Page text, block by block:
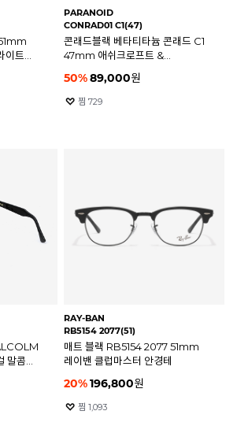
이트
PARANOID
CONRAD01 C1(47)
콘래드블랙 베타티타늄 콘래드 C1
47mm 애쉬크로프트 &
50%89,000원
찜 729
말콤
RAY-BAN
RB5154 2077(51)
매트 블랙 RB5154 2077 51mm
레이밴 클럽마스터 안경테
20%196,800원
찜 1,093